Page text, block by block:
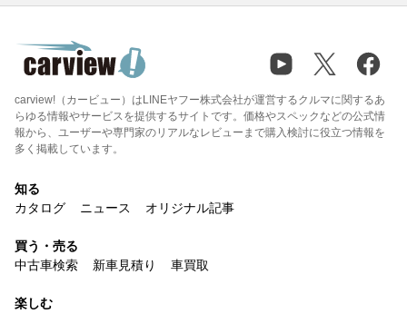
carview!（カービュー）はLINEヤフー株式会社が運営するクルマに関するあ
らゆる情報やサービスを提供するサイトです。価格やスペックなどの公式情
報から、ユーザーや専門家のリアルなレビューまで購入検討に役立つ情報を
多く掲載しています。
知る
カタログ
ニュース オリジナル記事
買う・売る
中古車検索
新車見積り 車買取
楽しむ